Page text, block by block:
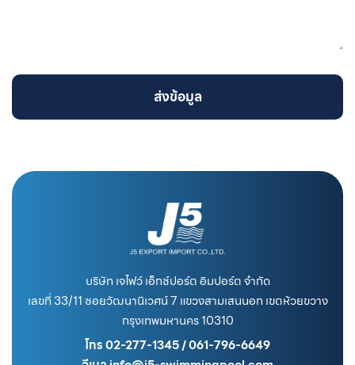
ส่งข้อมูล
บริษัท เจไฟว์ เอ็กซ์ปอร์ต อิมปอร์ต จำกัด
เลขที่ 33/11 ซอยวัฒนานิเวศน์ 7 แขวงสามเสนนอก เขตห้วยขวาง
กรุงเทพมหานคร 10310
โทร 02-277-1345 / 061-796-6649